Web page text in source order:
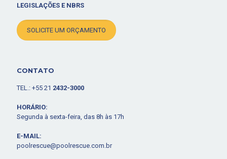
LEGISLAÇÕES E NBRS
SOLICITE UM ORÇAMENTO
CONTATO
TEL.: +55 21 2432-3000
HORÁRIO:
Segunda à sexta-feira, das 8h às 17h
E-MAIL:
poolrescue@poolrescue.com.br